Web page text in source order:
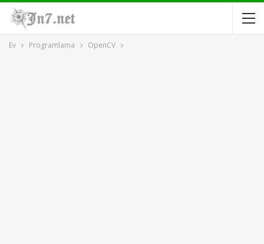
Ev Programlama OpenCV